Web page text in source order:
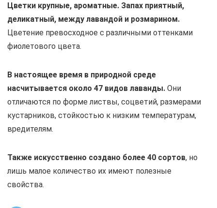
Цветки крупные, ароматные. Запах приятный,
деликатный, между лавандой и розмарином.
Цветение превосходное с различными оттенками
фиолетового цвета.
В настоящее время в природной среде
насчитывается около 47 видов лаванды. Они
отличаются по форме листвы, соцветий, размерами
кустарников, стойкостью к низким температурам,
вредителям.
Также искусственно создано более 40 сортов, но
лишь малое количество их имеют полезные
свойства.